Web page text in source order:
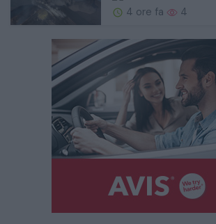
4 ore fa 4